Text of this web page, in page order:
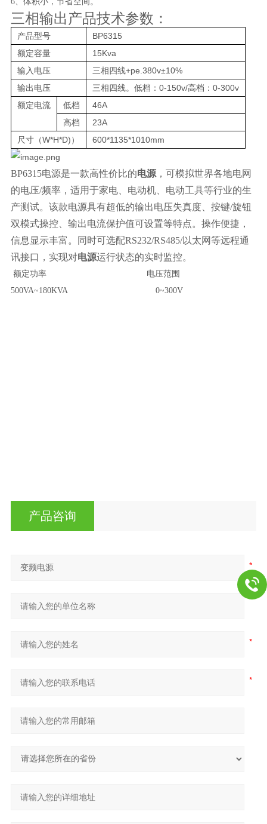
三相输出产品技术参数：
产品型号
BP6315
额定容量
15Kva
输入电压
三相四线+pe.380v±10%
输出电压
三相四线。低档：0-150v/高档：0-300v
额定电流
低档
46A
高档
23A
尺寸（W*H*D)）
600*1135*1010mm
BP6315电源是一款高性价比的电源，可模拟世界各地电网
的电压/频率，适用于家电、电动机、电动工具等行业的生
产测试。该款电源具有超低的输出电压失真度、按键/旋钮
双模式操控、输出电流保护值可设置等特点。操作便捷，
信息显示丰富。同时可选配RS232/RS485/以太网等远程通
讯接口，实现对电源运行状态的实时监控。
额定功率 电压范围
500VA~180KVA 0~300V
产品咨询